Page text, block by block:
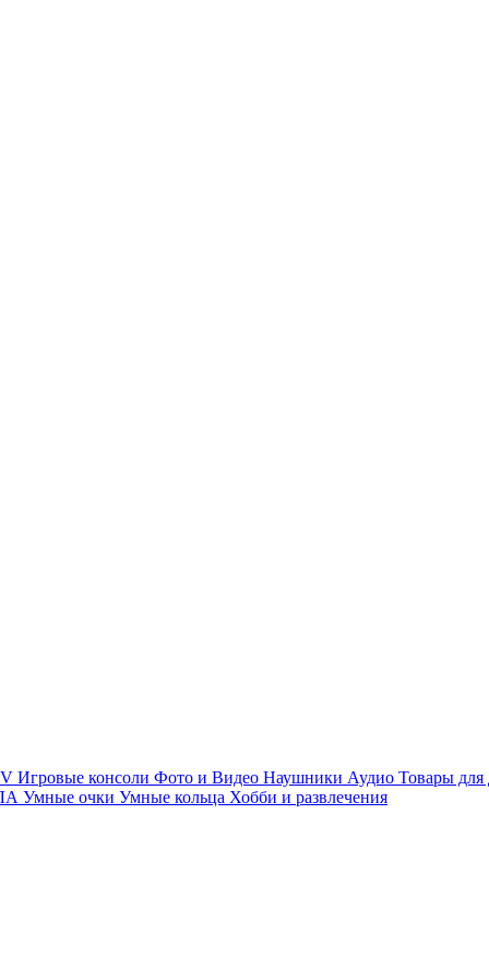
Игровые консоли Фото и Видео Наушники Аудио Товары для
Умные очки Умные кольца Хобби и развлечения